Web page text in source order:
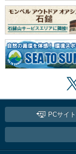
PCサイト